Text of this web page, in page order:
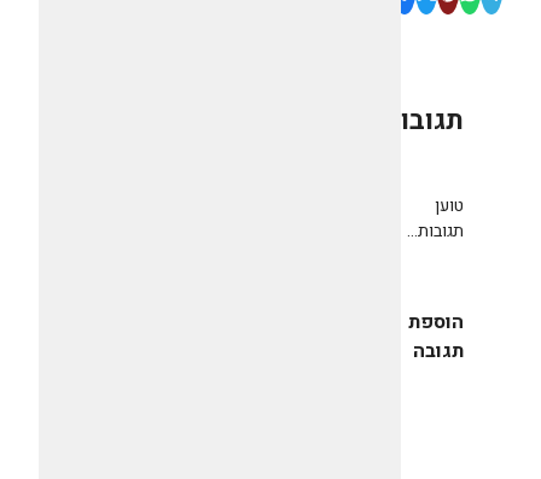
תגובות
טוען
תגובות...
הוספת
תגובה